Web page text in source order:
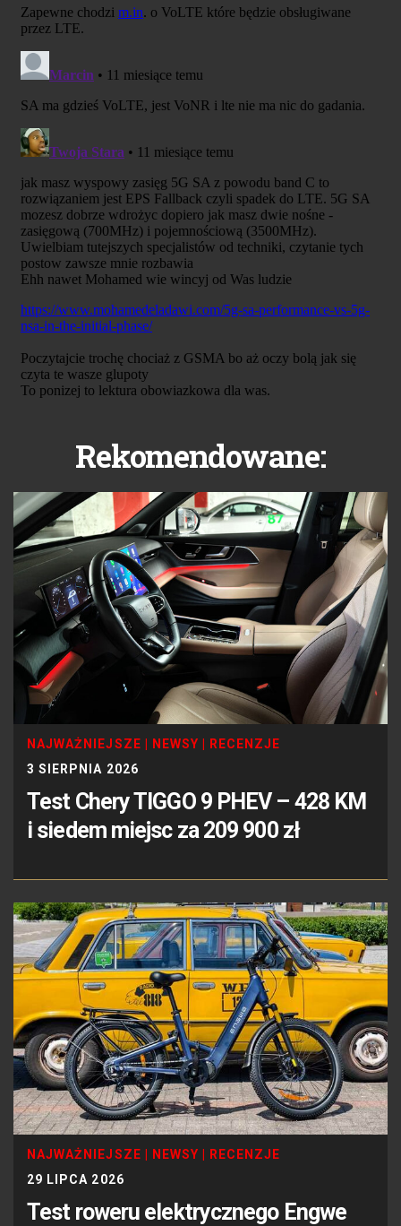
Rekomendowane:
NAJWAŻNIEJSZE NEWSY
RECENZJE
3 SIERPNIA 2026
Test Chery TIGGO 9 PHEV – 428 KM
i siedem miejsc za 209 900 zł
NAJWAŻNIEJSZE NEWSY
RECENZJE
29 LIPCA 2026
Test roweru elektrycznego Engwe